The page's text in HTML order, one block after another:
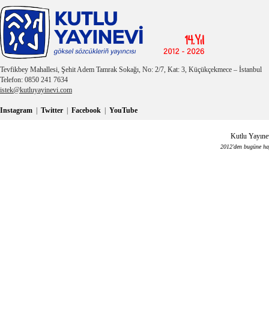
Tevfikbey Mahallesi, Şehit Adem Tamrak Sokağı, No: 2/7, Kat: 3, Küçükçekmece – İstanbul
Telefon: 0850 241 7634
istek@kutluyayinevi.com
Instagram | Twitter | Facebook | YouTube
Kutlu
2012'den bugüne